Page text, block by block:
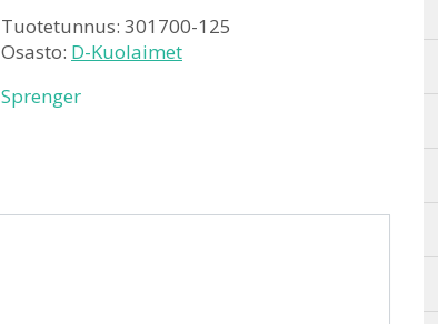
Tuotetunnus: 301700-125
Osasto: D-Kuolaimet
Sprenger